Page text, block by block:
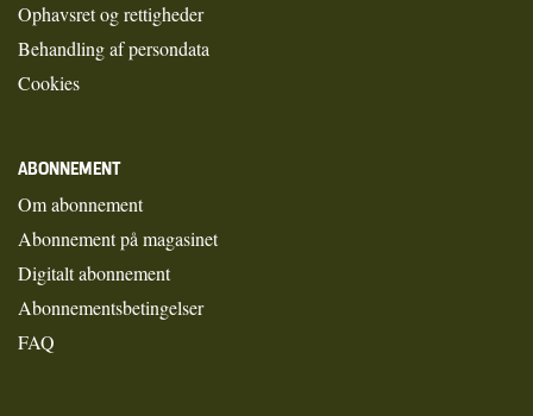
Ophavsret og rettigheder
Behandling af persondata
Cookies
ABONNEMENT
Om abonnement
Abonnement på magasinet
Digitalt abonnement
Abonnementsbetingelser
FAQ